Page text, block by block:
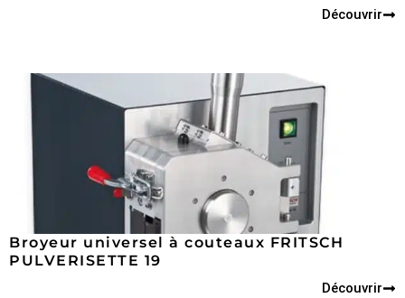
Découvrir
Broyeur universel à couteaux FRITSCH
PULVERISETTE 19
Découvrir